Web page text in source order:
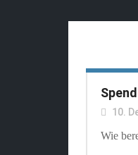
10.
Wie